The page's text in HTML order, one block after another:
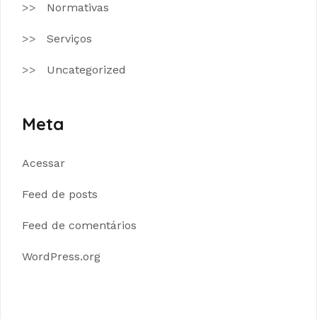
Normativas
Serviços
Uncategorized
Meta
Acessar
Feed de posts
Feed de comentários
WordPress.org